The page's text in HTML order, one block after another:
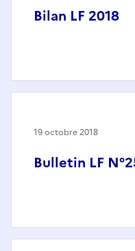
Bilan LF 2018
Bulletin LF
19 octobre 2018